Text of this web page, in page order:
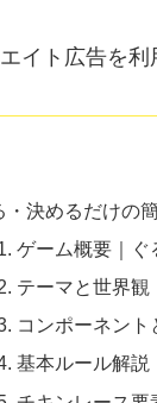
イト広告を
・決めるだけの
ゲーム概要｜
テーマと世界
コンポーネント
基本ルール解